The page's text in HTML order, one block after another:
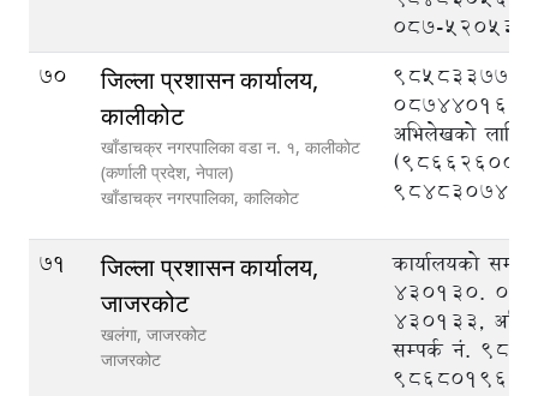
०८७-५२०५३०
70
जिल्ला प्रशासन कार्यालय,
कालीकोट
खाँडाचक्र नगरपालिका वडा न‌‍. १, कालीकाेट
(कर्णाली प्रदेश, नेपाल)
खाँडाचक्र नगरपालिका, कालिकोट
087440162,
अभिलेखको लागि
71
जिल्ला प्रशासन कार्यालय,
जाजरकोट
खलंगा, जाजरकोट
जाजरकोट
कार्यालयको
430130.
430133,
सम्पर्क नं.
9868019604